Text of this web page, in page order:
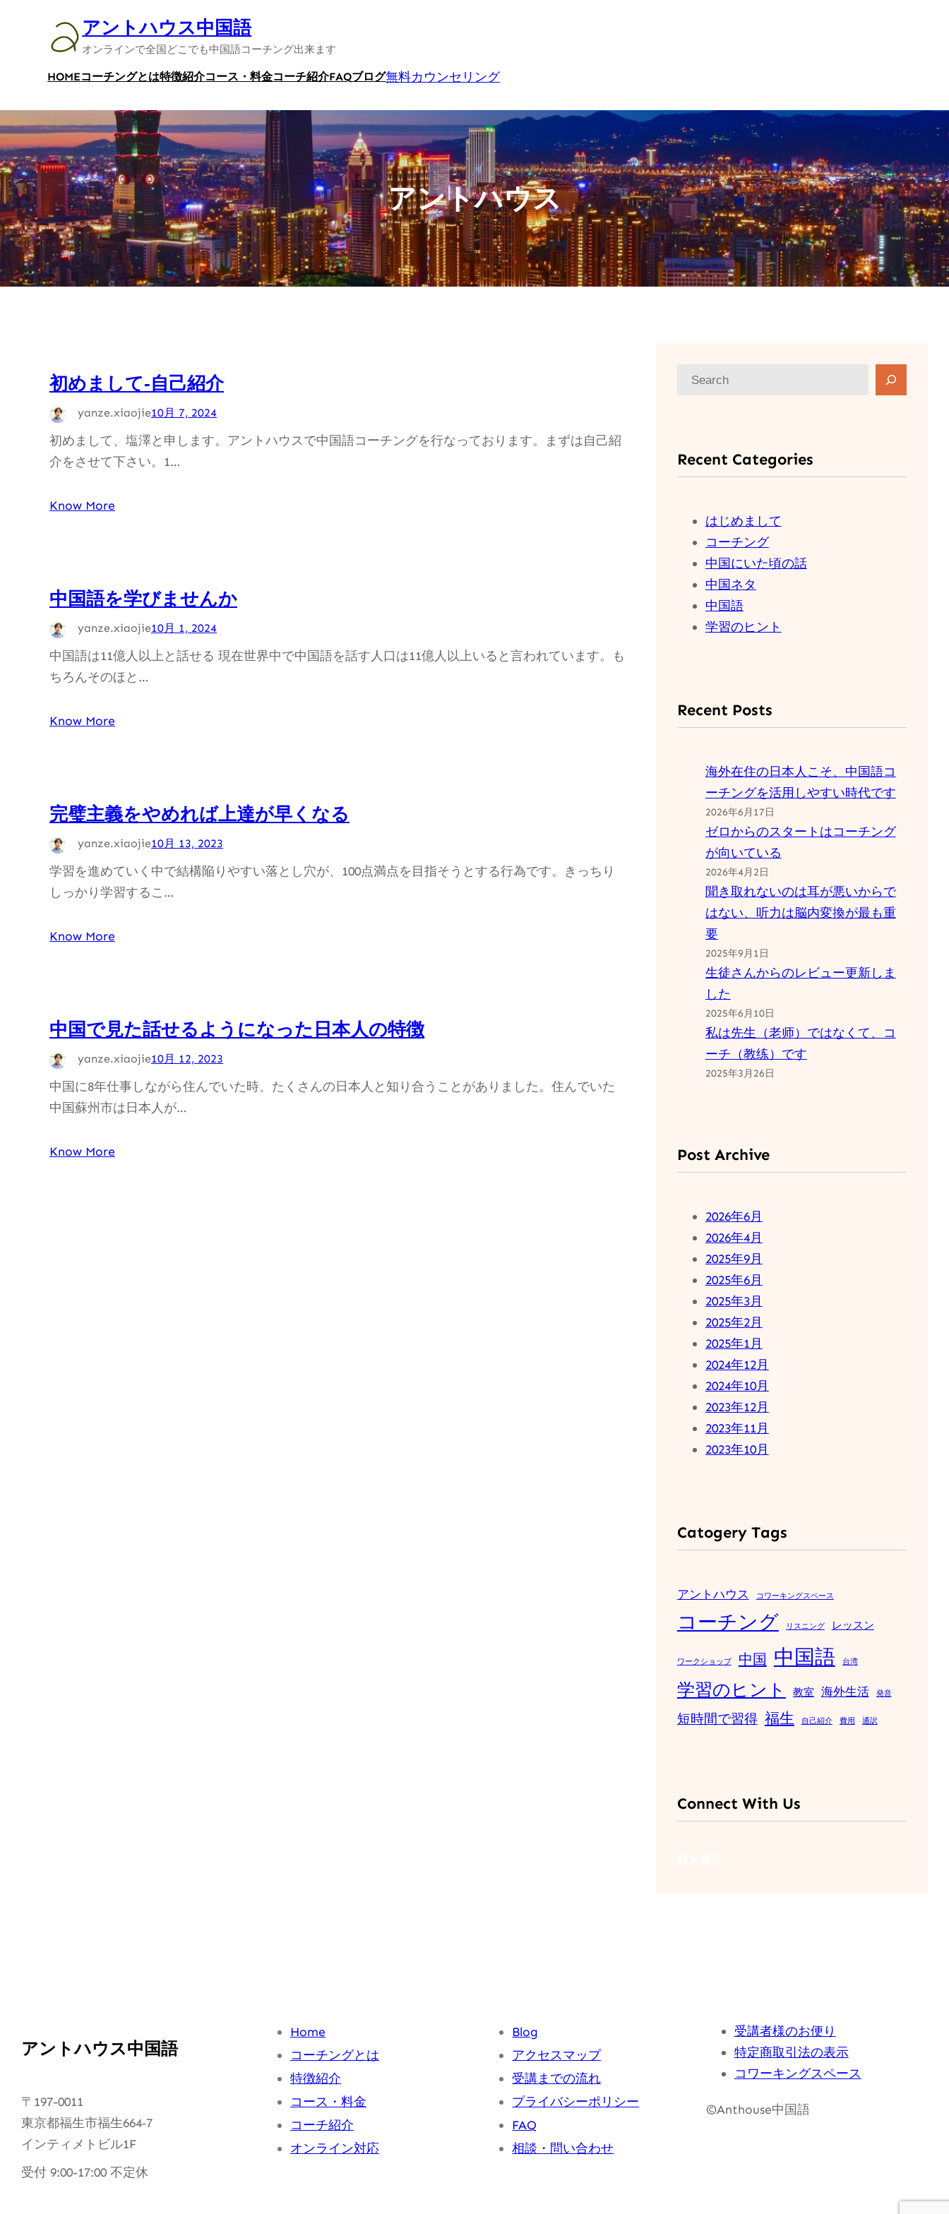
プ
アントハウス中国語
オンラインで全国どこでも中国語コーチング出来ます
HOMEコーチングとは特徴紹介コース・料金コーチ紹介FAQブログ無料カウンセリング
アントハウス
初めまして‐自己紹介
yanze.xiaojie10月 7, 2024
初めまして、塩澤と申します。アントハウスで中国語コーチングを行なっております。まずは自己紹
介をさせて下さい。1…
Know More
中国語を学びませんか
yanze.xiaojie10月 1, 2024
中国語は11億人以上と話せる 現在世界中で中国語を話す人口は11億人以上いると言われています。も
ちろんそのほと…
Know More
完璧主義をやめれば上達が早くなる
yanze.xiaojie10月 13, 2023
学習を進めていく中で結構陥りやすい落とし穴が、100点満点を目指そうとする行為です。きっちり
しっかり学習するこ…
Know More
中国で見た話せるようになった日本人の特徴
yanze.xiaojie10月 12, 2023
中国に8年仕事しながら住んでいた時、たくさんの日本人と知り合うことがありました。住んでいた
中国蘇州市は日本人が…
Know More
Recent Categories
はじめまして
コーチング
中国にいた頃の話
中国ネタ
中国語
学習のヒント
Recent Posts
海外在住の日本人こそ、中国語コ
ーチングを活用しやすい時代です
2026年6月17日
ゼロからのスタートはコーチング
が向いている
2026年4月2日
聞き取れないのは耳が悪いからで
はない、听力は脳内変換が最も重
要
2025年9月1日
生徒さんからのレビュー更新しま
した
2025年6月10日
私は先生（老师）ではなくて、コ
ーチ（教练）です
2025年3月26日
Post Archive
2026年6月
2026年4月
2025年9月
2025年6月
2025年3月
2025年2月
2025年1月
2024年12月
2024年10月
2023年12月
2023年11月
2023年10月
Catogery Tags
アントハウス コワーキングスペース
コーチング リスニング レッスン
ワークショップ 中国 中国語 台湾
学習のヒント 教室 海外生活 発音
短時間で習得 福生 自己紹介 費用 通訳
Connect With Us
アントハウス中国語
〒197-0011
東京都福生市福生664‐7
インティメトビル1F
受付 9:00-17:00 不定休
Home
コーチングとは
特徴紹介
コース・料金
コーチ紹介
オンライン対応
Blog
アクセスマップ
受講までの流れ
プライバシーポリシー
FAQ
相談・問い合わせ
受講者様のお便り
特定商取引法の表示
コワーキングスペース
©Anthouse中国語